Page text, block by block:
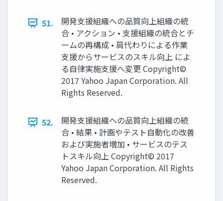
51.
開発支援組織への品質向上組織の統
合 • アクション • 支援組織の統合とチ
ームの再構成 • 肩代わりによる作業
支援からサービスのスキル向上 によ
る自律実施支援へ変更 Copyright©
2017 Yahoo Japan Corporation. All
Rights Reserved.
52.
開発支援組織への品質向上組織の統
合 • 結果 • 計画やテスト自動化の改善
および実施者増加 • サービスのテス
トスキル向上 Copyright© 2017
Yahoo Japan Corporation. All Rights
Reserved.